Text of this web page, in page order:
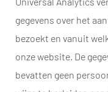
gegevens over het
bezoekt en vanuit
onze website. De
bevatten geen